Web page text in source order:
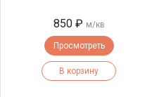
850 ₽ м/кв
Просмотреть
В корзину